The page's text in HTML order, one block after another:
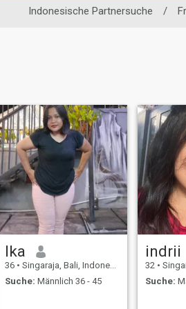
Indonesische Partnersuche /
Ika
36 • Singaraja, Bali, Indonesien
Suche: Männlich 36 - 45
indrii
32 •
Suche: